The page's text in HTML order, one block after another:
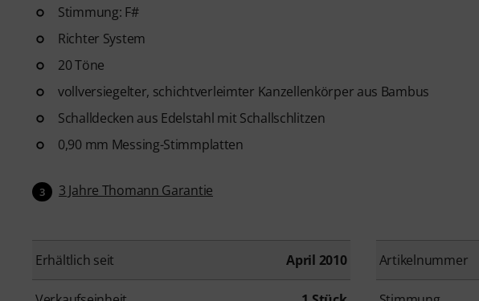
Stimmung: F#
Richter System
20 Töne
vollversiegelter, schichtverleimter Kanzellenkörper aus Bambus
Schalldecken aus Edelstahl mit Schallschlitzen
0,90 mm Messing-Stimmplatten
3 3 Jahre Thomann Garantie
Erhältlich seit April 2010 Artikelnummer